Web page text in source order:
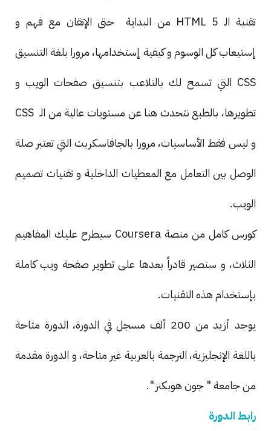
تقنية الـ HTML 5 من البداية حتى الإتقان مع فهم و
إستيعاب كل الوسوم و كيفية إستخدامها، مرورا بلغة التنسيق
CSS التي تسمح لك بالتلاعب بتنسيق صفحات الويب و
تطويرها، بالطبع نتحدث هنا عن مستويات عالية من الـ CSS
و ليس فقط الأساسيات، مرورا بالجافاسكربت التي تعتبر صلة
الوصل بين التعامل مع المعطيات الداخلية و تقنيات تصميم
الويب.
كورس كامل من منصة Coursera سيطرح عليك المفاهيم
الثلاث، و ستصير قادراً بعدها على تطوير صفحة ويب كاملة
بإستخدام هذه التقنيات.
يوجد أزيد من 200 ألف مسجل في الدورة، الدورة متاحة
باللغة الإنجليزية، الترجمة بالعربية غير متاحة، و الدورة مقدمة
من جامعة " جون هوبكنز ".
رابط الدورة